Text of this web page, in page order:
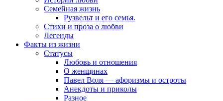
Семейная жизнь
Рузвельт и его семья.
Стихи и проза о любви
Легенды
Факты из жизни
Статусы
Любовь и отношения
О женщинах
Павел Воля — афоризмы и остроты
Анекдоты и приколы
Разное